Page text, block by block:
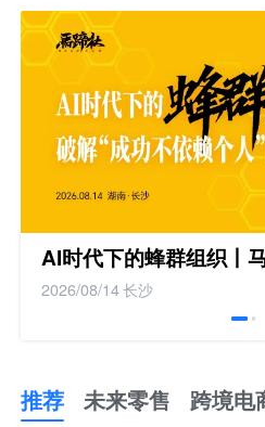
AI时代下的蜂群组织丨
2026/08/14长沙
推荐 未来零售 跨境电